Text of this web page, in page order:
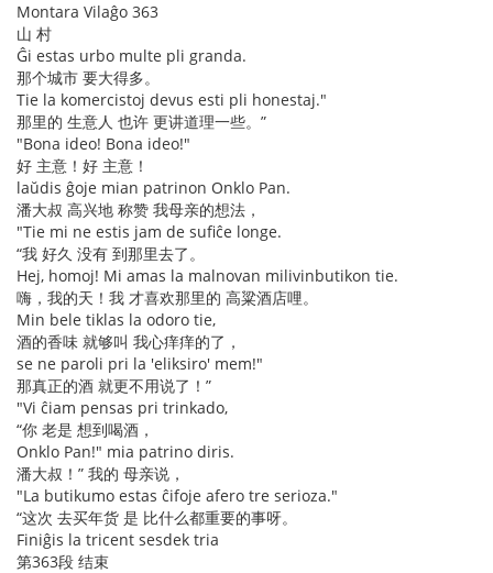
Montara Vilaĝo 363
山 村
Ĝi estas urbo multe pli granda.
那个城市 要大得多。
Tie la komercistoj devus esti pli honestaj."
那里的 生意人 也许 更讲道理一些。”
"Bona ideo! Bona ideo!"
好 主意！好 主意！
laŭdis ĝoje mian patrinon Onklo Pan.
潘大叔 高兴地 称赞 我母亲的想法，
"Tie mi ne estis jam de sufiĉe longe.
“我 好久 没有 到那里去了。
Hej, homoj! Mi amas la malnovan milivinbutikon tie.
嗨，我的天！我 才喜欢那里的 高粱酒店哩。
Min bele tiklas la odoro tie,
酒的香味 就够叫 我心痒痒的了，
se ne paroli pri la 'eliksiro' mem!"
那真正的酒 就更不用说了！”
"Vi ĉiam pensas pri trinkado,
“你 老是 想到喝酒，
Onklo Pan!" mia patrino diris.
潘大叔！” 我的 母亲说，
"La butikumo estas ĉifoje afero tre serioza."
“这次 去买年货 是 比什么都重要的事呀。
Finiĝis la tricent sesdek tria
第363段 结束